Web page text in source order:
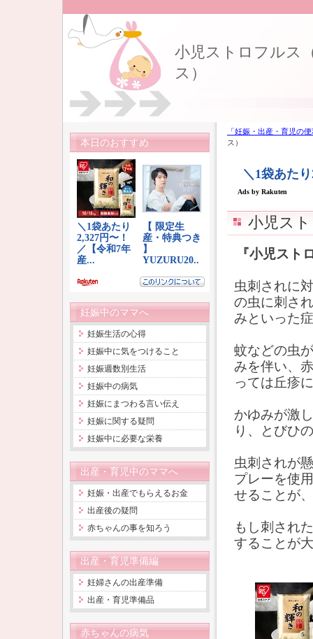
小児ストロフルス
ス）
「妊娠・出産・育児の
ス）
小児ス
『小児スト
虫刺されに
の虫に刺さ
みといった
蚊などの虫
みを伴い、
っては丘疹
かゆみが激
り、とびひ
虫刺されが
プレーを使
せることが
もし刺され
することが
本日のおすすめ
妊娠中のママへ
妊娠生活の心得
妊娠中に気をつけること
妊娠週数別生活
妊娠中の病気
妊娠にまつわる言い伝え
妊娠に関する疑問
妊娠中に必要な栄養
出産・育児中のママへ
妊娠・出産でもらえるお金
出産後の疑問
赤ちゃんの事を知ろう
出産・育児準備編
妊婦さんの出産準備
出産・育児準備品
赤ちゃんの病気